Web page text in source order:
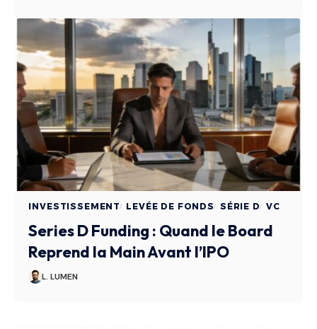
INVESTISSEMENT LEVÉE DE FONDS SÉRIE D VC
Series D Funding : Quand le Board
Reprend la Main Avant l’IPO
L. LUMEN